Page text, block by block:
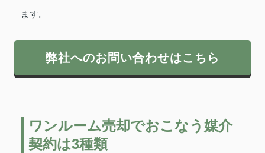
ます。
弊社へのお問い合わせはこちら
ワンルーム売却でおこなう媒介
契約は3種類